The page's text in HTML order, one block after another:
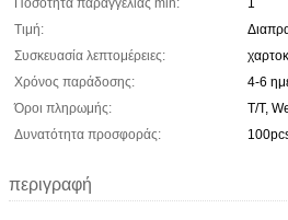
Ποσότητα παραγγελίας min:
1
Τιμή:
Συσκευασία λεπτομέρειες:
Χρόνος παράδοσης:
4-6
Όροι πληρωμής:
T/T,
Δυνατότητα προσφοράς:
περιγραφή